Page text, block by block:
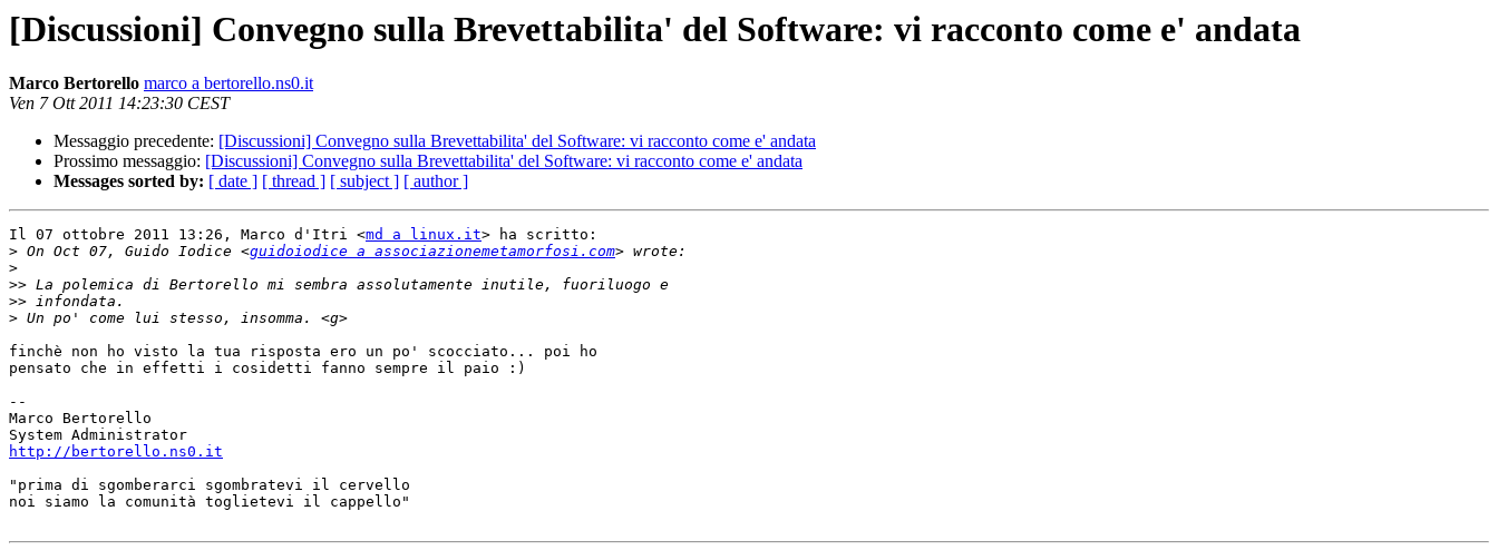
[Discussioni] Convegno sulla Brevettabilita' del Software: vi racconto come e' andata
Marco Bertorello marco a bertorello.ns0.it
Ven 7 Ott 2011 14:23:30 CEST
Messaggio precedente: [Discussioni] Convegno sulla Brevettabilita' del Software: vi racconto come e' andata
Prossimo messaggio: [Discussioni] Convegno sulla Brevettabilita' del Software: vi racconto come e' andata
Messages sorted by: [ date ] [ thread ] [ subject ] [ author ]
Il 07 ottobre 2011 13:26, Marco d'Itri <md a linux.it> ha scritto:
> On Oct 07, Guido Iodice <guidoiodice a associazionemetamorfosi.com
>
>>
>>
>
finchè non ho visto la tua risposta ero un po' scocciato... poi ho
pensato che in effetti i cosidetti fanno sempre il paio :)
--
Marco Bertorello
http://bertorello.ns0.it
"prima di sgomberarci sgombratevi il cervello
noi siamo la comunità toglietevi il cappello"